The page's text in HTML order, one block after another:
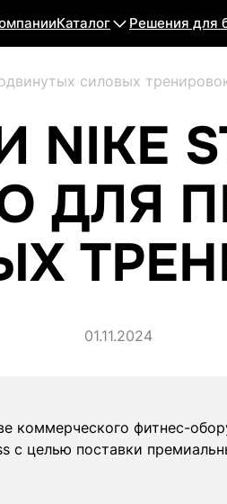
Каталог Решения для
силовых
NIKE
ДЛЯ
01.11.2024
коммерческого фитнес-
с целью поставки